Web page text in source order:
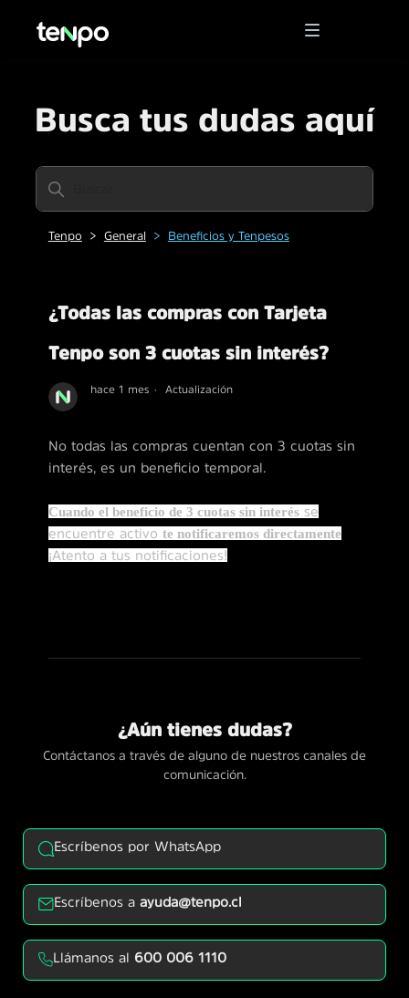
Busca tus dudas aquí
Tenpo General Beneficios y Tenpesos
¿Todas las compras con Tarjeta
Tenpo son 3 cuotas sin interés?
hace 1 mes Actualización
No todas las compras cuentan con 3 cuotas sin
interés, es un beneficio temporal.
Cuando el beneficio de 3 cuotas sin interésse
encuentre activo te notificaremos directamente
¡Atento a tus notificaciones!
¿Aún tienes dudas?
Contáctanos a través de alguno de nuestros canales de
comunicación.
Escríbenos por WhatsApp
Escríbenos aayuda@tenpo.cl
Llámanos al 600 006 1110